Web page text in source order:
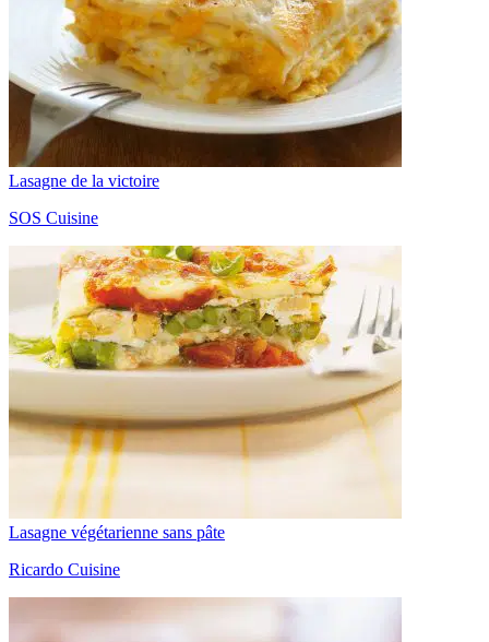
Lasagne de la victoire
SOS Cuisine
Lasagne végétarienne sans pâte
Ricardo Cuisine